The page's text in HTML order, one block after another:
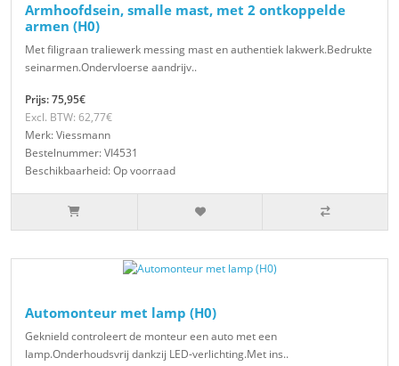
Armhoofdsein, smalle mast, met 2 ontkoppelde
armen (H0)
Met filigraan traliewerk messing mast en authentiek lakwerk.Bedrukte
seinarmen.Ondervloerse aandrijv..
Prijs: 75,95€
Excl. BTW: 62,77€
Merk: Viessmann
Bestelnummer: VI4531
Beschikbaarheid: Op voorraad
Automonteur met lamp (H0)
Geknield controleert de monteur een auto met een
lamp.Onderhoudsvrij dankzij LED-verlichting.Met ins..